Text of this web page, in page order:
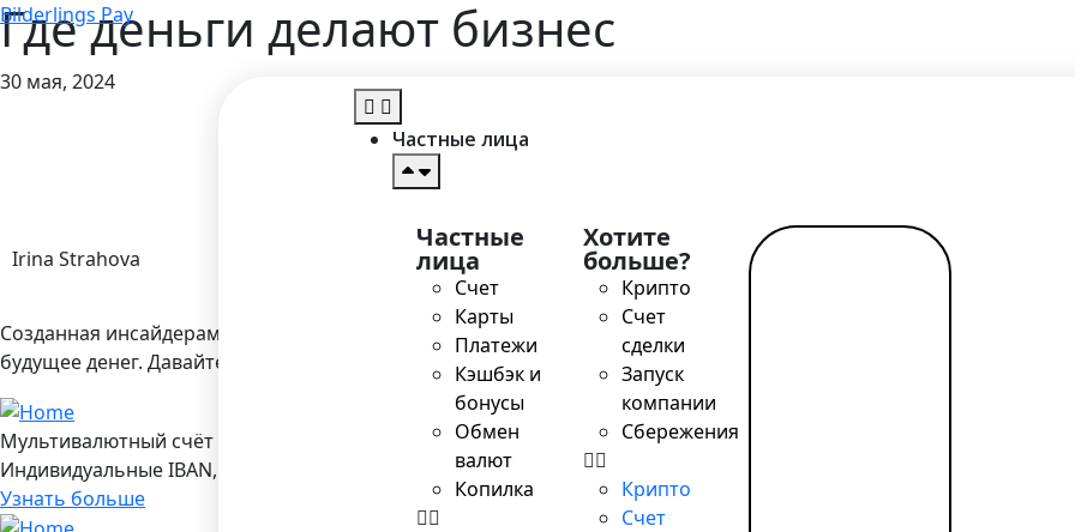
Bilderlings Pay
Частные лица
Частные
лица
Счет
Карты
Платежи
Кэшбэк и
бонусы
Обмен
валют
Копилка
Хотите
больше?
Крипто
Счет
сделки
Запуск
компании
Сбережения
Крипто
Счет
Где деньги делают бизнес
30 мая, 2024
Irina Strahova
Созданная инсайдерами индустрии, выставка Money20/20 является сердцем глобальной экосистемы
будущее денег. Давайте общаться на стенде Nr. 1F136 в Амстердаме с 4 по 6 июня 2024 года.
Мультивалютный счёт в Bilderlings
Индивидуальные IBAN, 19 валют, платежы SEPA/ SEPA Instant / SWIFT, выгодный обмен, удалённое открытие за
Узнать больше